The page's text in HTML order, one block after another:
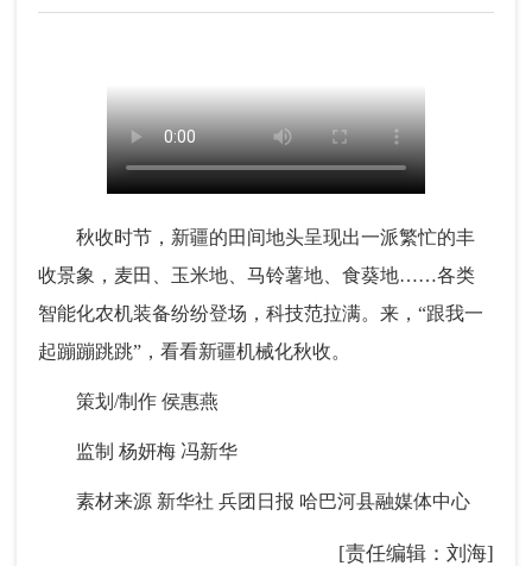
秋收时节，新疆的田间地头呈现出一派繁忙的丰
收景象，麦田、玉米地、马铃薯地、食葵地……各类
智能化农机装备纷纷登场，科技范拉满。来，“跟我一
起蹦蹦跳跳”，看看新疆机械化秋收。
策划/制作 侯惠燕
监制 杨妍梅 冯新华
素材来源 新华社 兵团日报 哈巴河县融媒体中心
[责任编辑：刘海]